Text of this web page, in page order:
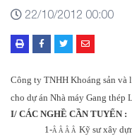
22/10/2012 00:00
Công ty TNHH Khoáng sản
cho dự án Nhà máy Gang thép
I/ CÁC NGHỀ CẦN TUYỂN :
1-Â Â Â Â Kỹ sư xây